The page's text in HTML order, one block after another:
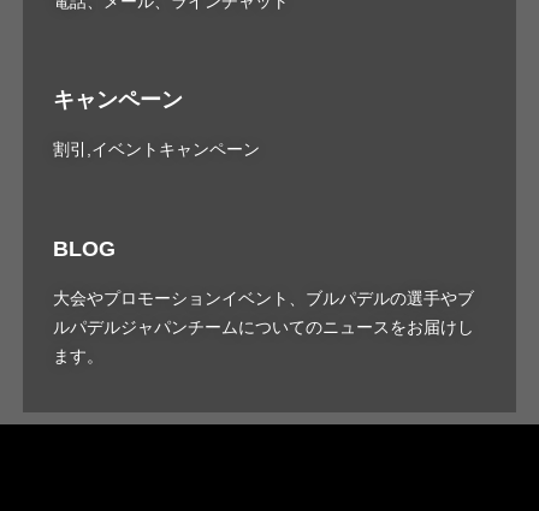
キャンペーン
割引,イベントキャンペーン
BLOG
大会やプロモーションイベント、ブルパデルの選手やブ
ルパデルジャパンチームについてのニュースをお届けし
ます。